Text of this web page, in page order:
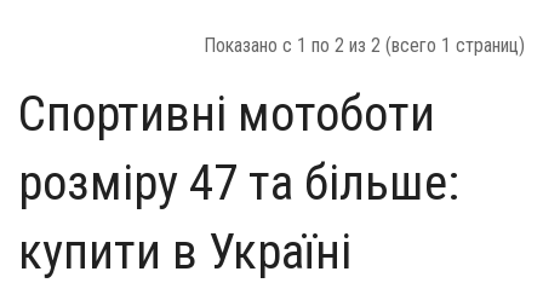
Показано с 1 по 2 из 2 (всего 1 страниц)
Спортивні мотоботи
розміру 47 та більше:
купити в Україні